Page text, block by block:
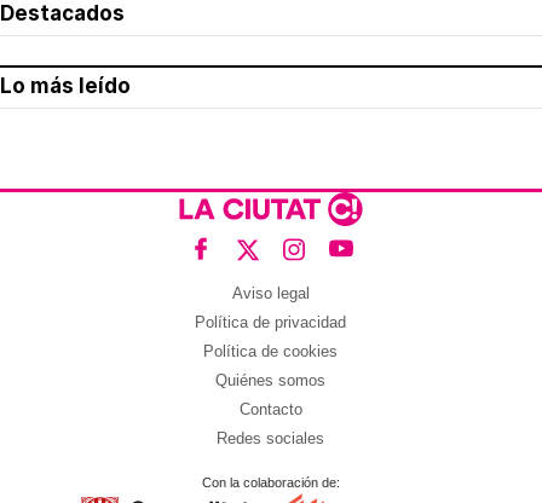
Destacados
Lo más leído
Aviso legal
Política de privacidad
Política de cookies
Quiénes somos
Contacto
Redes sociales
Con la colaboración de: